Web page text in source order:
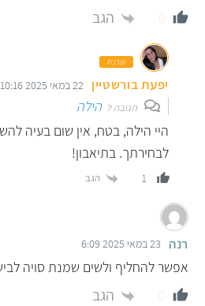
הגב
עורכת
יפעת בורשטיין 22 במאי 2025 10:16
תגובה ל הילה
היי הילה, בטח, אין שום בעיה
לבחירתך. בתיאבון!
1 הגב
רנה 23 במאי 2025 6:09
אפשר להחליף ולשים שמנת סויה
הגב